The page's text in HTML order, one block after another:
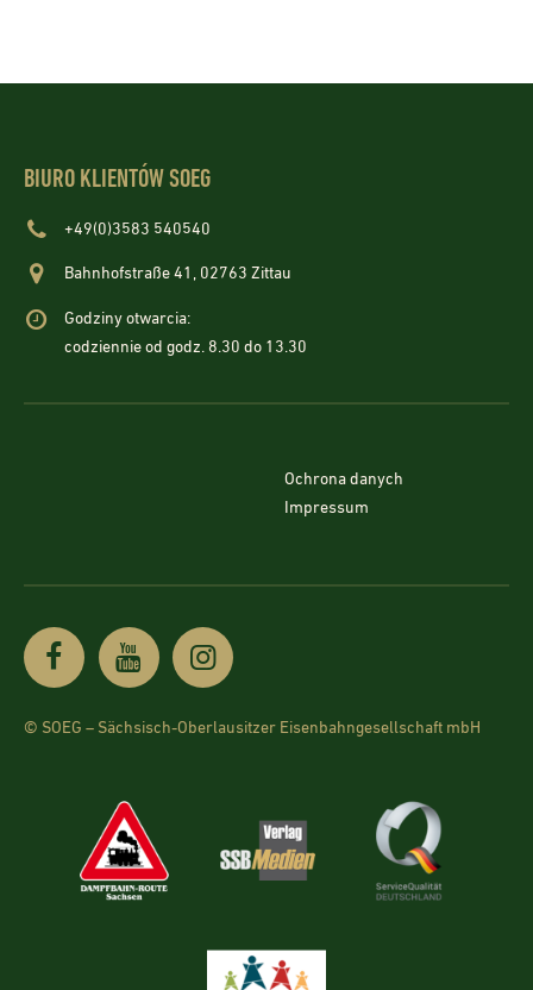
BIURO KLIENTÓW SOEG
+49(0)3583 540540
Bahnhofstraße 41, 02763 Zittau
Godziny otwarcia:
codziennie od godz. 8.30 do 13.30
Ochrona danych
Impressum
© SOEG – Sächsisch-Oberlausitzer Eisenbahngesellschaft mbH